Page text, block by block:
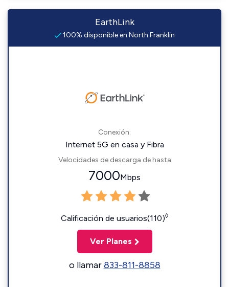
EarthLink
100% disponible en North Franklin
Conexión:
Internet 5G en casa y Fibra
Velocidades de descarga de hasta
7000Mbps
Calificación de usuarios(110)◊
Ver Planes
o llamar833-811-8858